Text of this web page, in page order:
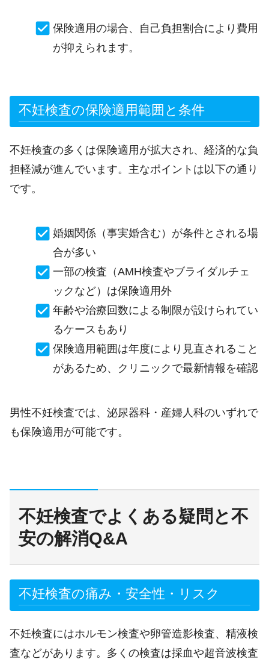
保険適用の場合、自己負担割合により費用
が抑えられます。
不妊検査の保険適用範囲と条件
不妊検査の多くは保険適用が拡大され、経済的な負
担軽減が進んでいます。主なポイントは以下の通り
です。
婚姻関係（事実婚含む）が条件とされる場
合が多い
一部の検査（AMH検査やブライダルチェ
ックなど）は保険適用外
年齢や治療回数による制限が設けられてい
るケースもあり
保険適用範囲は年度により見直されること
があるため、クリニックで最新情報を確認
男性不妊検査では、泌尿器科・産婦人科のいずれで
も保険適用が可能です。
不妊検査でよくある疑問と不
安の解消Q&A
不妊検査の痛み・安全性・リスク
不妊検査にはホルモン検査や卵管造影検査、精液検
査などがあります。多くの検査は採血や超音波検査